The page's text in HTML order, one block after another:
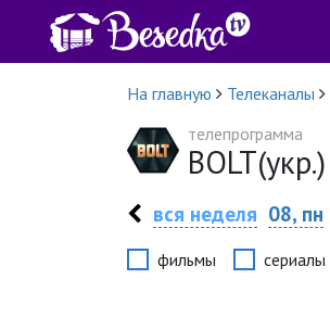
На главную Телеканалы
телепрограмма
BOLT(укр.)
вся неделя 08, пн
фильмы сериалы